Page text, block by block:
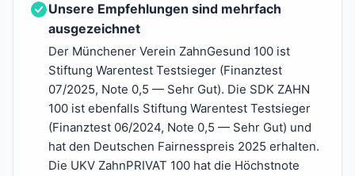
Unsere Empfehlungen sind mehrfach
ausgezeichnet
Der Münchener Verein ZahnGesund 100 ist
Stiftung Warentest Testsieger (Finanztest
07/2025, Note 0,5 — Sehr Gut). Die SDK ZAHN
100 ist ebenfalls Stiftung Warentest Testsieger
(Finanztest 06/2024, Note 0,5 — Sehr Gut) und
hat den Deutschen Fairnesspreis 2025 erhalten.
Die UKV ZahnPRIVAT 100 hat die Höchstnote